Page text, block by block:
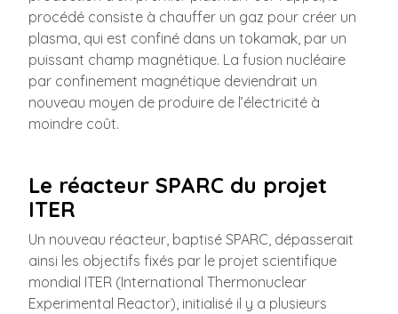
procédé consiste à chauffer un gaz pour créer un
plasma, qui est confiné dans un tokamak, par un
puissant champ magnétique. La fusion nucléaire
par confinement magnétique deviendrait un
nouveau moyen de produire de l’électricité à
moindre coût.
Le réacteur SPARC du projet
ITER
Un nouveau réacteur, baptisé SPARC, dépasserait
ainsi les objectifs fixés par le projet scientifique
mondial ITER (International Thermonuclear
Experimental Reactor), initialisé il y a plusieurs